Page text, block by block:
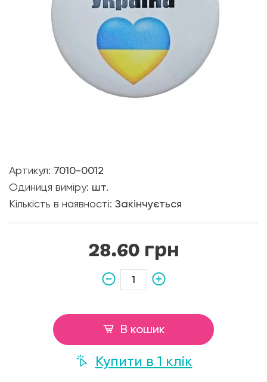
Артикул: 7010-0012
Одиниця виміру: шт.
Кількість в наявності: Закінчується
28.60 грн
В кошик
Купити в 1 клік